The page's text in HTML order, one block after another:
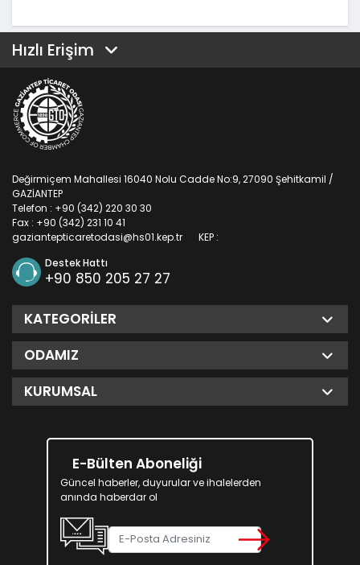
Hızlı Erişim
Değirmiçem Mahallesi 16040 Nolu Cadde No:9, 27090 Şehitkamil /
GAZİANTEP
Telefon : +90 (342) 220 30 30
Fax : +90 (342) 231 10 41
KEP :
gaziantepticaretodasi@hs01.kep.tr
Destek Hattı
+90 850 205 27 27
KATEGORILER
ODAMIZ
KURUMSAL
E-Bülten Aboneliği
Güncel haberler, duyurular ve ihalelerden
anında haberdar ol